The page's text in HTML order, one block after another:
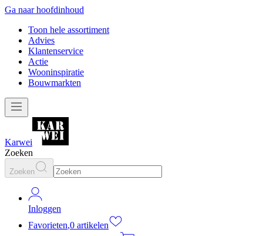
Ga naar hoofdinhoud
Toon hele assortiment
Advies
Klantenservice
Actie
Wooninspiratie
Bouwmarkten
Karwei
Zoeken
Zoeken
Inloggen
Favorieten,0 artikelen